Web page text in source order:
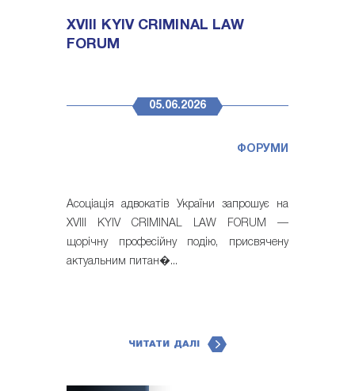
XVIII KYIV CRIMINAL LAW
FORUM
05.06.2026
ФОРУМИ
Асоціація адвокатів України запрошує на
XVIII KYIV CRIMINAL LAW FORUM —
щорічну професійну подію, присвячену
актуальним питан�...
ЧИТАТИ ДАЛІ